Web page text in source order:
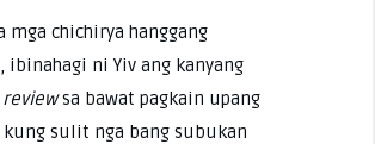
mga chichirya hanggang
ibinahagi ni Yiv ang kanyang
sa bawat pagkain upang
sulit nga bang subukan